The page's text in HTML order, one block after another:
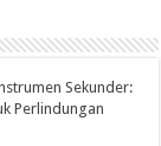
Sekunder:
Perlindungan